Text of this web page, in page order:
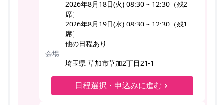
2026年8月18日(火) 08:30 ~ 12:30（残2
席）
2026年8月19日(水) 08:30 ~ 12:30（残1
席）
他の日程あり
会場
埼玉県 草加市草加2丁目21-1
日程選択・申込みに進む